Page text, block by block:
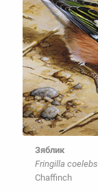
Зяблик
Fringilla coelebs
Chaffinch